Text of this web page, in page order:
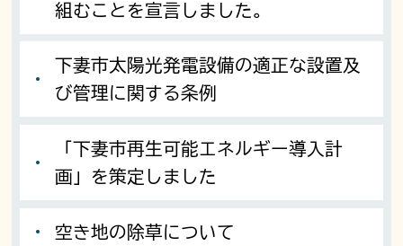
組むことを宣言しました。
下妻市太陽光発電設備の適正な設置及
び管理に関する条例
「下妻市再生可能エネルギー導入計
画」を策定しました
空き地の除草について